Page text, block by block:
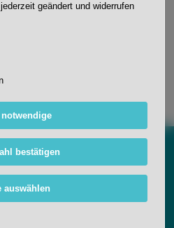
geändert und widerrufen
notwendige
bestätigen
auswählen